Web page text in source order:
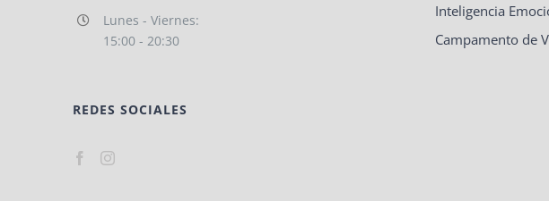
Lunes - Viernes:
15:00 - 20:30
REDES SOCIALES
Inteligencia
Campamento de